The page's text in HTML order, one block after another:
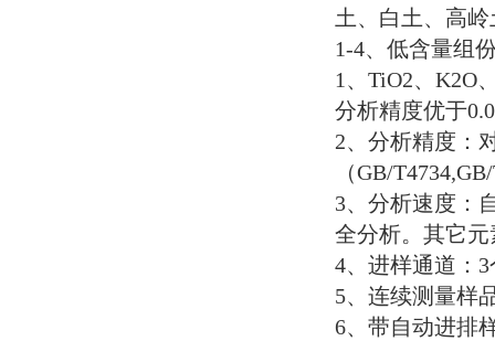
土、白土、高
1-4、低含量组
1 、 TiO2、 K2O
分析精度优于
2、分析精度：
（GB/
3、分析速度：
全分析。其它
4、进样通道： 3
5、连续测量样
6、带自动进排